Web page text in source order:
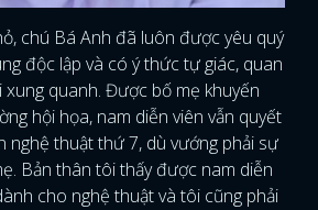
chú Bá Anh đã luôn được yêu quý
độc lập và có ý thức tự giác, quan
quanh. Được bố mẹ khuyến
hội họa, nam diễn viên vẫn quyết
nghệ thuật thứ 7, dù vướng phải sự
Bản thân tôi thấy được nam diễn
cho nghệ thuật và tôi cũng phải